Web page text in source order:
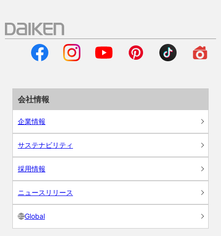
会社情報
企業情報
サステナビリティ
採用情報
ニュースリリース
Global